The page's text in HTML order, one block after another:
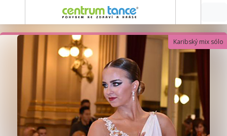
Karibský mix sólo